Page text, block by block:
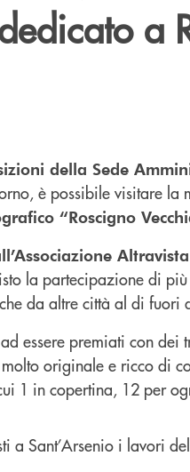
a
della Sede
è possibile visitare
“Roscigno
la partecipazione di
da altre città al di fuori
essere premiati con
originale e ricco di
1 in copertina, 12 per